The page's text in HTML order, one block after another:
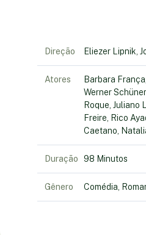
Direção Eliezer Lipnik,
Atores
Barbara
Werner
Roque, Juliano
Freire, Rico
Caetano,
Duração 98 Minutos
Gênero Comédia,